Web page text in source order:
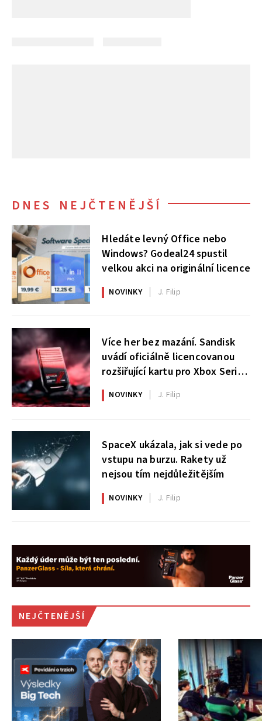
DNES NEJČTENĚJŠÍ
Hledáte levný Office nebo
Windows? Godeal24 spustil
velkou akci na originální licence
NOVINKY J. Filip
Více her bez mazání. Sandisk
uvádí oficiálně licencovanou
rozšiřující kartu pro Xbox Series
X|S
NOVINKY J. Filip
SpaceX ukázala, jak si vede po
vstupu na burzu. Rakety už
nejsou tím nejdůležitějším
NOVINKY J. Filip
NEJČTENĚJŠÍ